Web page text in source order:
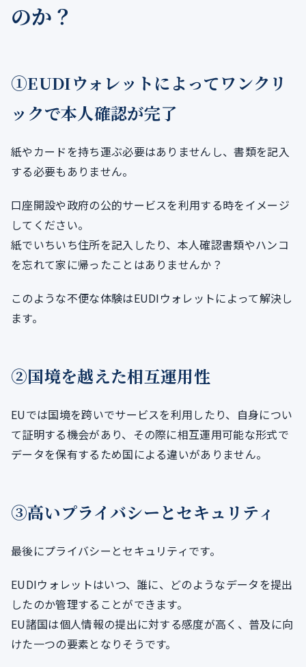
のか？
①EUDIウォレットによってワンクリ
ックで本人確認が完了
紙やカードを持ち運ぶ必要はありませんし、書類を記入
する必要もありません。
口座開設や政府の公的サービスを利用する時をイメージ
してください。
紙でいちいち住所を記入したり、本人確認書類やハンコ
を忘れて家に帰ったことはありませんか？
このような不便な体験はEUDIウォレットによって解決し
ます。
②国境を越えた相互運用性
EUでは国境を跨いでサービスを利用したり、自身につい
て証明する機会があり、その際に相互運用可能な形式で
データを保有するため国による違いがありません。
③高いプライバシーとセキュリティ
最後にプライバシーとセキュリティです。
EUDIウォレットはいつ、誰に、どのようなデータを提出
したのか管理することができます。
EU諸国は個人情報の提出に対する感度が高く、普及に向
けた一つの要素となりそうです。